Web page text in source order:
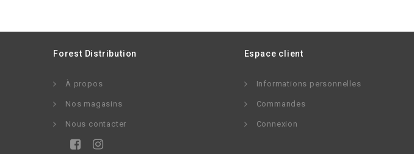
Forest Distribution
À propos
Nos magasins
Nous contacter
Espace client
Informations personnelles
Commandes
Connexion